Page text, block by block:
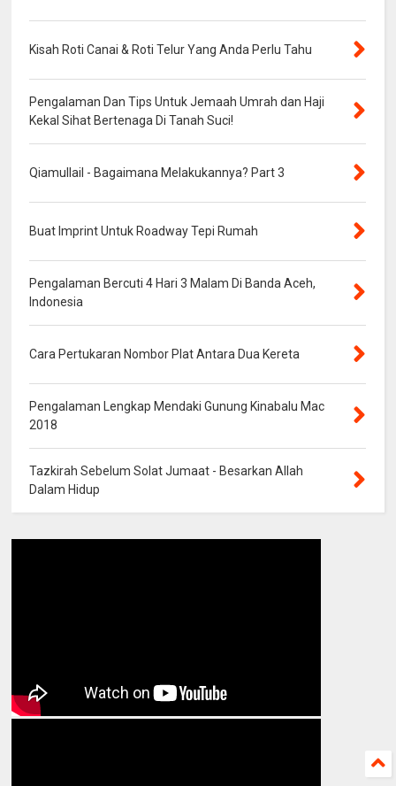
Kisah Roti Canai & Roti Telur Yang Anda Perlu Tahu
Pengalaman Dan Tips Untuk Jemaah Umrah dan Haji
Kekal Sihat Bertenaga Di Tanah Suci!
Qiamullail - Bagaimana Melakukannya? Part 3
Buat Imprint Untuk Roadway Tepi Rumah
Pengalaman Bercuti 4 Hari 3 Malam Di Banda Aceh,
Indonesia
Cara Pertukaran Nombor Plat Antara Dua Kereta
Pengalaman Lengkap Mendaki Gunung Kinabalu Mac
2018
Tazkirah Sebelum Solat Jumaat - Besarkan Allah
Dalam Hidup